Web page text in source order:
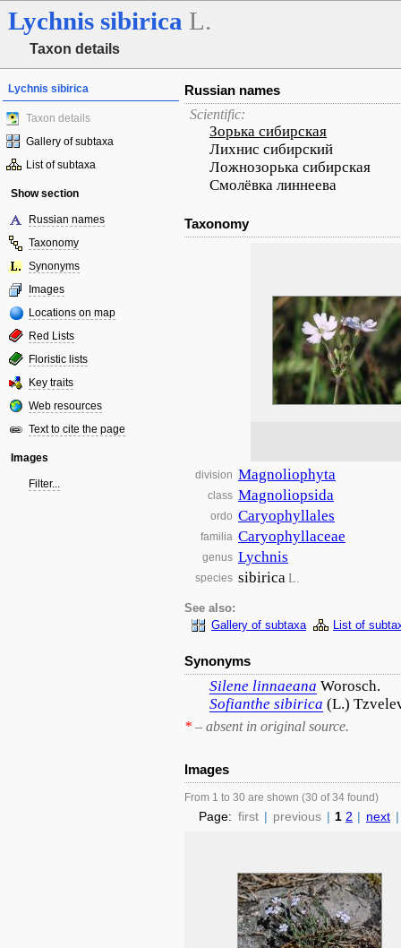
Lychnis sibirica L.
Taxon details
Lychnis sibirica
Taxon details
Gallery of subtaxa
List of subtaxa
Show section
Russian names
Taxonomy
Synonyms
Images
Locations on map
Red Lists
Floristic lists
Key traits
Web resources
Text to cite the page
Images
Filter...
Russian names
Scientific:
Зорька сибирская
Лихнис сибирский
Ложнозорька сибирская
Смолёвка линнеева
Taxonomy
division Magnoliophyta
class Magnoliopsida
ordo Caryophyllales
familia Caryophyllaceae
genus Lychnis
species sibiricaL.
See also:
Gallery of subtaxa
List of
Synonyms
Silene linnaeana Worosch.
Sofianthe sibirica (L.)
* – absent in original source.
Images
From 1 to 30 are shown (30 of 34 found)
Page: first | previous | 1 2 | next |